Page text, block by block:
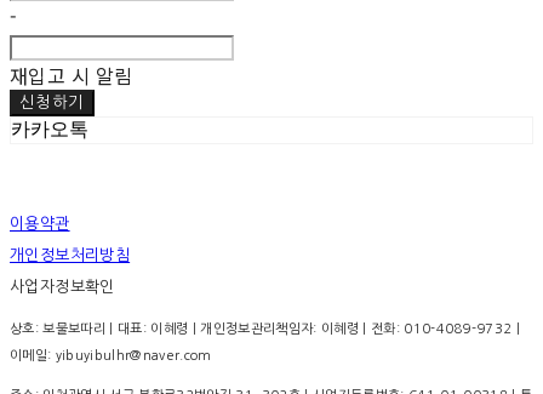
-
재입고 시 알림
신청하기
카카오톡
이용약관
개인정보처리방침
사업자정보확인
상호: 보물보따리 | 대표: 이혜령 | 개인정보관리책임자: 이혜령 | 전화: 010-4089-9732 |
이메일: yibuyibulhr@naver.com